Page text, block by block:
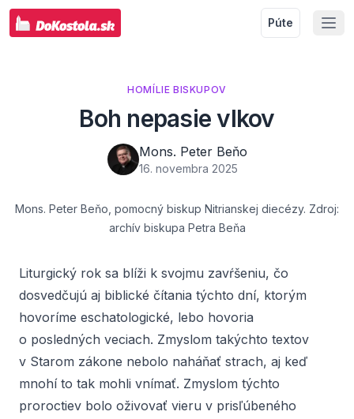
Púte
HOMÍLIE BISKUPOV
Boh nepasie vlkov
Mons. Peter Beňo
16. novembra 2025
Mons. Peter Beňo, pomocný biskup Nitrianskej diecézy. Zdroj:
archív biskupa Petra Beňa
Liturgický rok sa blíži k svojmu zavŕšeniu, čo
dosvedčujú aj biblické čítania týchto dní, ktorým
hovoríme eschatologické, lebo hovoria
o posledných veciach. Zmyslom takýchto textov
v Starom zákone nebolo naháňať strach, aj keď
mnohí to tak mohli vnímať. Zmyslom týchto
proroctiev bolo oživovať vieru v prisľúbeného